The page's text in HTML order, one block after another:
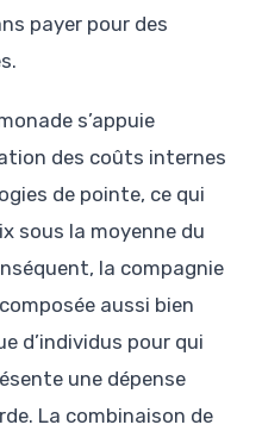
payer pour des
s’appuie
des coûts internes
de pointe, ce qui
sous la moyenne du
la compagnie
aussi bien
d’individus pour qui
une dépense
La combinaison de